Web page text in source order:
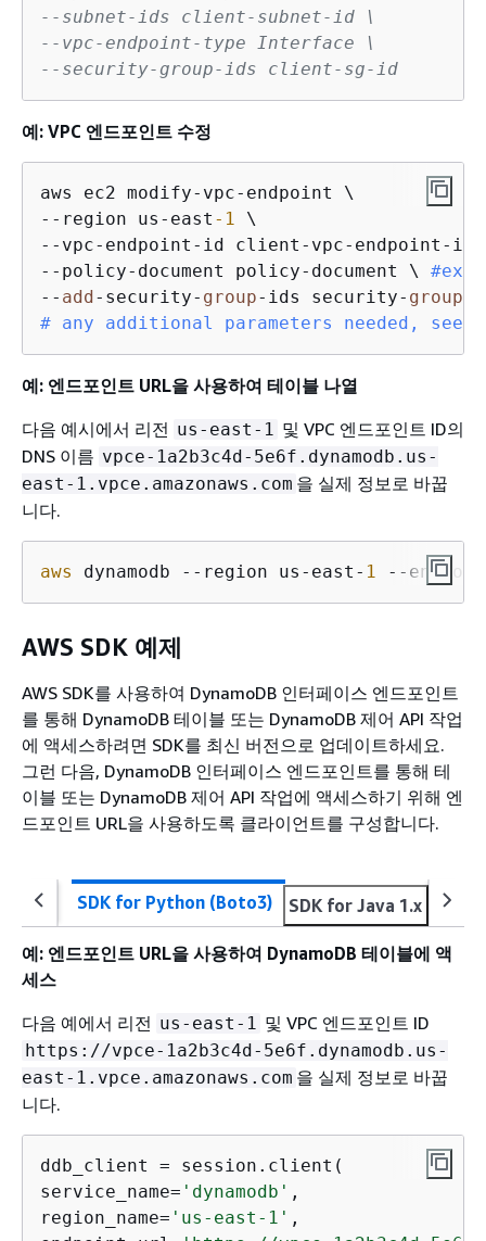
--subnet-ids client-subnet-id \
--vpc-endpoint-type Interface \
--security-group-ids client-sg-id
예: VPC 엔드포인트 수정
aws ec2 modify-vpc-endpoint \
--region us-east -1
\
--vpc-endpoint-id client-vpc-endpoint-id
--policy-document policy-document \
-- add-security- group-ids security- group
# any additional parameters needed,
예: 엔드포인트 URL을 사용하여 테이블 나열
다음 예시에서 리전 us-east-1 및 VPC 엔드포인트 ID의
DNS 이름 vpce-1a2b3c4d-5e6f.dynamodb.us-
east-1.vpce.amazonaws.com 을 실제 정보로 바꿉
니다.
aws dynamodb --region us-east- 1 --
AWS SDK 예제
AWS SDK를 사용하여 DynamoDB 인터페이스 엔드포인트
를 통해 DynamoDB 테이블 또는 DynamoDB 제어 API 작업
에 액세스하려면 SDK를 최신 버전으로 업데이트하세요.
그런 다음, DynamoDB 인터페이스 엔드포인트를 통해 테
이블 또는 DynamoDB 제어 API 작업에 액세스하기 위해 엔
드포인트 URL을 사용하도록 클라이언트를 구성합니다.
SDK for Python (Boto3) SDK for Java 1.x SDK
예: 엔드포인트 URL을 사용하여 DynamoDB 테이블에 액
세스
다음 예에서 리전 us-east-1 및 VPC 엔드포인트 ID
https://vpce-1a2b3c4d-5e6f.dynamodb.us-
east-1.vpce.amazonaws.com 을 실제 정보로 바꿉
니다.
ddb_client = session.client(
service_name= 'dynamodb' ,
region_name= 'us-east-1' ,